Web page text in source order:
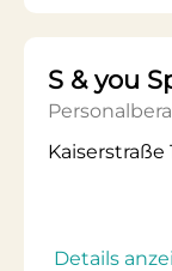
S & you
Kaiserstraße
Details